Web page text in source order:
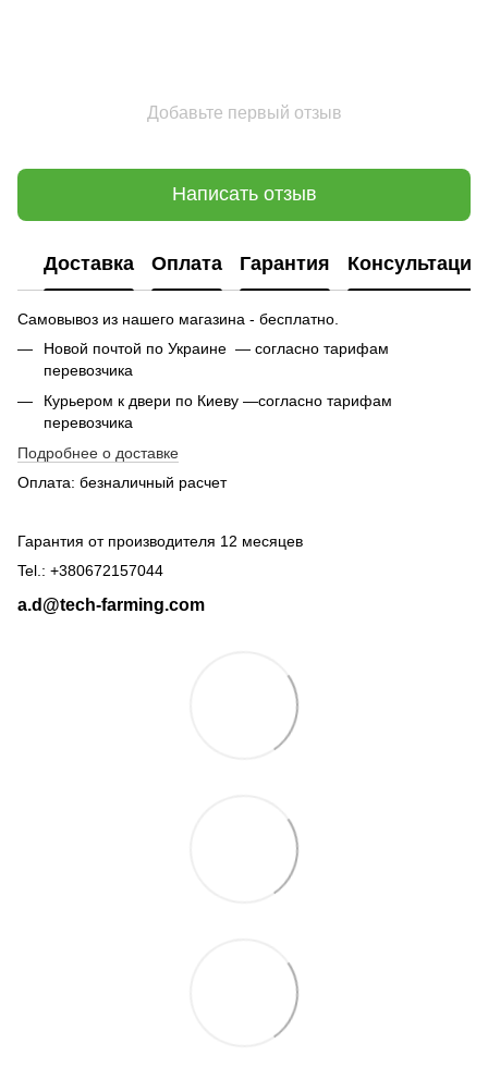
Добавьте первый отзыв
Написать отзыв
Доставка Оплата Гарантия Консультация
Самовывоз из нашего магазина - бесплатно.
Новой почтой по Украине — согласно тарифам
перевозчика
Курьером к двери по Киеву —согласно тарифам
перевозчика
Подробнее о доставке
Оплата: безналичный расчет
Гарантия от производителя 12 месяцев
Tel.: +380672157044
a.d@tech-farming.com